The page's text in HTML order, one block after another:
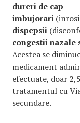
dureri de cap
imbujorari
dispepsii
congestii
Acestea se
medicament
efectuate, doar
tratamentul cu
secundare.